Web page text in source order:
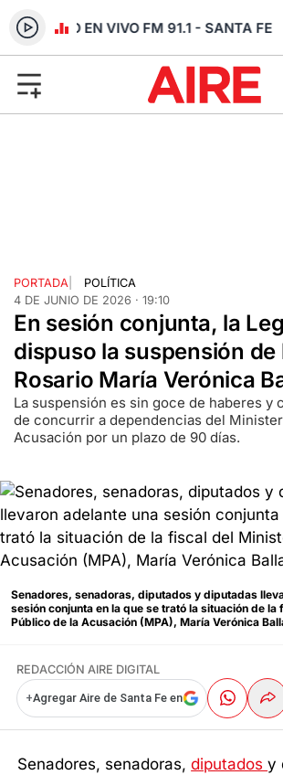
RADIO EN VIVO FM 91.1 - SANTA FE
PORTADA
POLÍTICA
4 DE JUNIO DE 2026 · 19:10
En sesión conjunta, la
dispuso la suspensión de
Rosario María Verónica
La suspensión es sin goce de haberes y
de concurrir a dependencias del
Acusación por un plazo de 90 días.
Senadores, senadoras, diputados y diputadas
sesión conjunta en la que se trató la situación de
Público de la Acusación (MPA), María Verónica
REDACCIÓN AIRE DIGITAL
+Agregar Aire de Santa Fe en
Senadores, senadoras,diputadosy